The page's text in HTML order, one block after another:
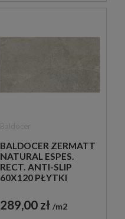
BALDOCER ZERMATT
NATURAL ESPES.
RECT. ANTI-SLIP
60X120 PŁYTKI
GRESOWE
289,00 zł m2